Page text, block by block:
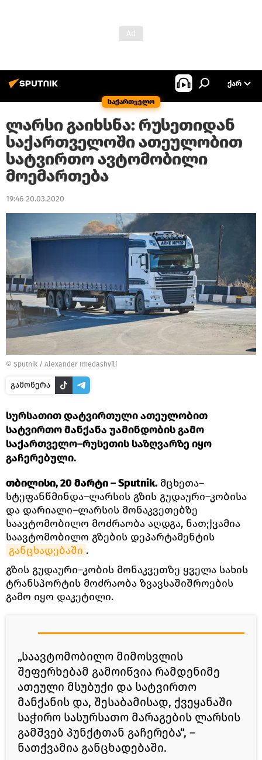
საქართველო
ᲥᲐᲠ
ლარსი გაიხსნა: რუსეთიდან
საქართველოში ათეულობით
სატვირთო ავტომობილი
მოემართება
19:46 20.03.2020
© Sputnik / Alexander Imedashvili
გამოწერა
სურსათით დატვირთული ათეულობით
სატვირთო მანქანა უამინდობის გამო
საქართველო–რუსეთის საზღვარზე იყო
გაჩერებული.
თბილისი, 20 მარტი – Sputnik. მცხეთა–
სტეფანწმინდა–ლარსის გზის გუდაური–კობისა
და დარიალი–ლარსის მონაკვეთებზე
საავტომობილო მოძრაობა აღდგა, ნათქვამია
საავტომობილო გზების დეპარტამენტის
განცხადებაში .
გზის გუდაური–კობის მონაკვეთზე ყველა სახის
ტრანსპორტის მოძრაობა ზვავსაშიშროების
გამო იყო დაკეტილი.
„საავტომობილო მიმოსვლის
შეფერხებამ გამოიწვია რამდენიმე
ათეული მსუბუქი და სატვირთო
მანქანის და, შესაბამისად, ქვეყანაში
საჭირო სასურსათო მარაგების ლარსის
გამშვებ პუნქტთან გაჩერება“, –
ნათქვამია განცხადებაში.